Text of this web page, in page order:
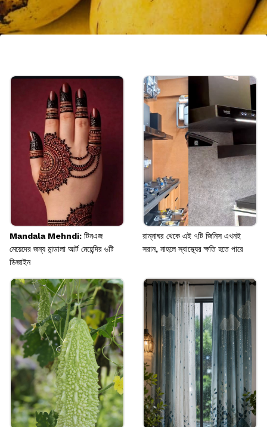
বেশি মিষ্টি, স্বতন্ত্র গন্ধ এবং সুন্দর চেহারার কারণে সারা
বিশ্বের আমপ্রেমীদের কাছে এটি অত্যন্ত পছন্দের একটি
প্রজাতি।
Image credits: Getty
Mandala Mehndi: টিনএজ
মেয়েদের জন্য মান্ডালা আর্ট মেহেন্দির ৬টি
ডিজাইন
রান্নাঘর থেকে এই ৭টি জিনিস এখনই
সরান, নাহলে স্বাস্থ্যের ক্ষতি হতে পারে